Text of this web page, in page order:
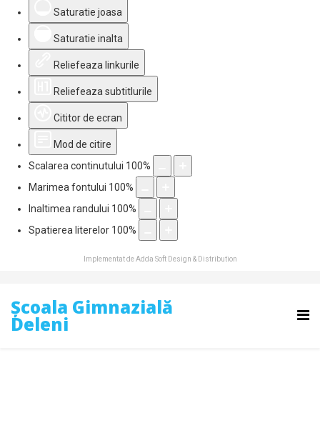
Saturatie joasa
Saturatie inalta
Reliefeaza linkurile
Reliefeaza subtitlurile
Cititor de ecran
Mod de citire
Scalarea continutului 100%
Marimea fontului 100%
Inaltimea randului 100%
Spatierea literelor 100%
Implementat deAdda Soft Design & Distribution
Școala Gimnazială
Deleni